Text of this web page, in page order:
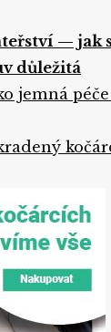
— jak
důležitá
jemná péče